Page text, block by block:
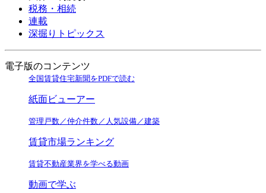
税務・相続
連載
深掘りトピックス
電子版のコンテンツ
全国賃貸住宅新聞をPDFで読む
紙面ビューアー
管理戸数／仲介件数／人気設備／建築
賃貸市場ランキング
賃貸不動産業界を学べる動画
動画で学ぶ